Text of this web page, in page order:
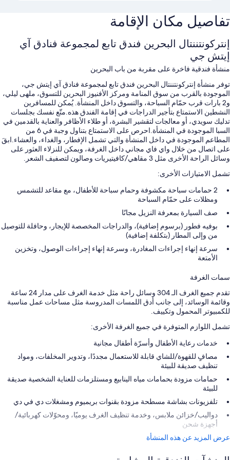
تفاصيل مكان الإقامة
إنتركونتننتال البحرين فندق تابع لمجموعة فنادق آي
إيتش جي
منشأة فندقية فاخرة على مقربة من باب البحرين
توفر منشأة إنتركونتننتال البحرين فندق تابع لمجموعة فنادق آي إيتش جي،
الموجودة بالقرب من سوق المنامة ومركز الأفنيوز البحرين للتسوق، ملهى ليلي،
و2 بارات قرب حمّام السباحة، والتسوق داخل المنشأة. يُمكن للمسافرين
النشطين الاستمتاع بتأجير الدراجات في إقامة الفندق هذه.متّع نفسك بجلسات
تدليك سويدي، أو معالجات لتقشير البشرة، أو طلاء الأظافر والعناية بالقدمين في
السبا الموجودة في المنشأة.احرص على الاستمتاع بتناول وجبة في 6 من
المطاعم الموجودة في داخل المنشأة والتي تشمل الإفطار، والغداء، والعشاء.ابقَ
على اتصال من خلال واي فاي مجاني داخل الغرفة، ويمكن للنزلاء العثور على
وسائل الراحة الأخرى مثل 3 مقاهي/كافيتيريات وصالون لتصفيف الشعر.
تشمل الامتيازات الأخرى:
2 حمامات سباحة مكشوفة وحمام سباحة للأطفال، مع مقاعد للتشمس
ومظلات على حمّام السباحة
صف السيارة بمعرفة النزيل مجانًا
بوفيه فطور (برسوم إضافية)، والدراجات المخصصة للإيجار، وحافلة للتوصيل
من وإلى المطار (بتكلفة إضافية)
سرعة إنهاء إجراءات المغادرة، وسرعة إنهاء إجراءات الوصول، وتخزين
الأمتعة
سمات الغرفة
تقدم جميع الغرف الـ 304 وسائل راحة مثل خدمة الغرف على مدار 24 ساعة
وقائمة الوسائد، إلى جانب أدق اللمسات المدروسة مثل مساحات عمل مناسبة
للكمبيوتر المحمول وتكييف.
تشمل اللوازم المتوفرة في جميع الغرفة الأخرى:
خدمات رعاية الأطفال وأسرّة أطفال مجانية
مصافٍ للقهوة/للشاي قابلة للاستعمال مجددًا، وتدوير المخلفات، ومواد
تنظيف صديقة للبيئة
حمامات مزودة بحمامات مياه الينابيع ومستلزمات للعناية الشخصية صديقة
للبيئة
تلفزيونات بشاشة مسطحة مزودة بقنوات بريميوم ومشغلات دي في دي
دواليب/خزائن ملابس، وخدمة تنظيف الغرف يوميًا، ومحوّلات كهربائية/
أجهزة شحن
عرض المزيد عن هذه المنشأة